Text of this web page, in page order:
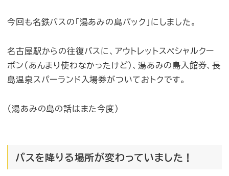
今回も名鉄バスの「湯あみの島パック」にしました。
名古屋駅からの往復バスに、アウトレットスペシャルクー
ポン（あんまり使わなかったけど）、湯あみの島入館券、長
島温泉スパーランド入場券がついておトクです。
（湯あみの島の話はまた今度）
バスを降りる場所が変わっていました！